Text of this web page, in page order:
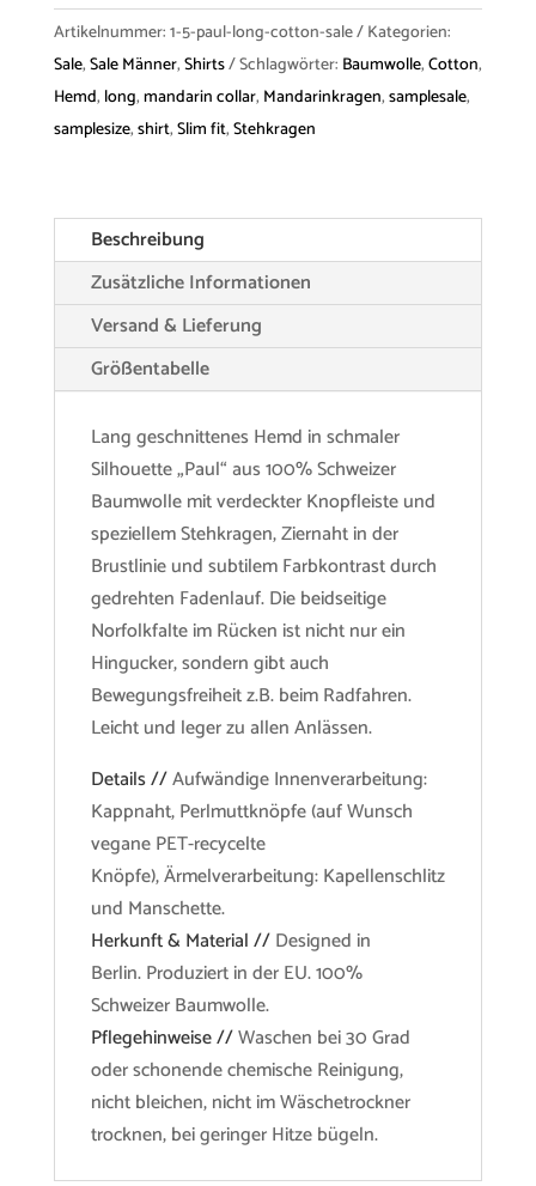
"Paul"
Long
Cotton
Menge
Artikelnummer:1-5-paul-long-cotton-sale Kategorien:
Sale,Sale Männer,Shirts Schlagwörter: Baumwolle,Cotton,
Hemd, long,mandarin collar, Mandarinkragen,samplesale,
samplesize,shirt,Slim fit,Stehkragen
Beschreibung
Zusätzliche Informationen
Versand & Lieferung
Größentabelle
Lang geschnittenes Hemd in schmaler
Silhouette „Paul“ aus 100% Schweizer
Baumwolle mit verdeckter Knopfleiste und
speziellem Stehkragen, Ziernaht in der
Brustlinie und subtilem Farbkontrast durch
gedrehten Fadenlauf. Die beidseitige
Norfolkfalte im Rücken ist nicht nur ein
Hingucker, sondern gibt auch
Bewegungsfreiheit z.B. beim Radfahren.
Leicht und leger zu allen Anlässen.
Details //Aufwändige Innenverarbeitung:
Kappnaht, Perlmuttknöpfe (auf Wunsch
vegane PET-recycelte
Knöpfe), Ärmelverarbeitung: Kapellenschlitz
und Manschette.
Herkunft & Material //Designed in
Berlin. Produziert in der EU. 100%
Schweizer Baumwolle.
Pflegehinweise //Waschen bei 30 Grad
oder schonende chemische Reinigung,
nicht bleichen, nicht im Wäschetrockner
trocknen, bei geringer Hitze bügeln.